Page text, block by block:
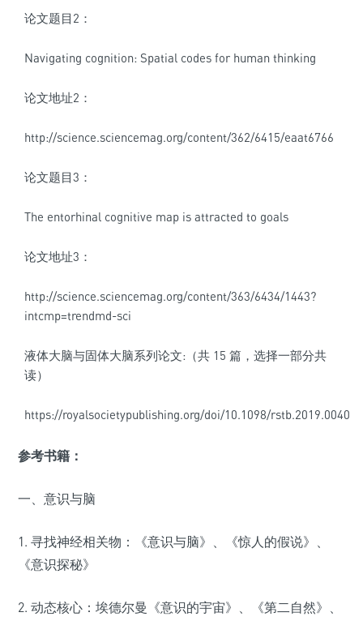
论文题目2：
Navigating cognition: Spatial codes for human thinking
论文地址2：
http://science.sciencemag.org/content/362/6415/eaat6766
论文题目3：
The entorhinal cognitive map is attracted to goals
论文地址3：
http://science.sciencemag.org/content/363/6434/1443?
intcmp=trendmd-sci
液体大脑与固体大脑系列论文:（共 15 篇，选择一部分共
读）
https://royalsocietypublishing.org/doi/10.1098/rstb.2019.0040
参考书籍：
一、意识与脑
1. 寻找神经相关物：《意识与脑》、《惊人的假说》、
《意识探秘》
2. 动态核心：埃德尔曼《意识的宇宙》、《第二自然》、